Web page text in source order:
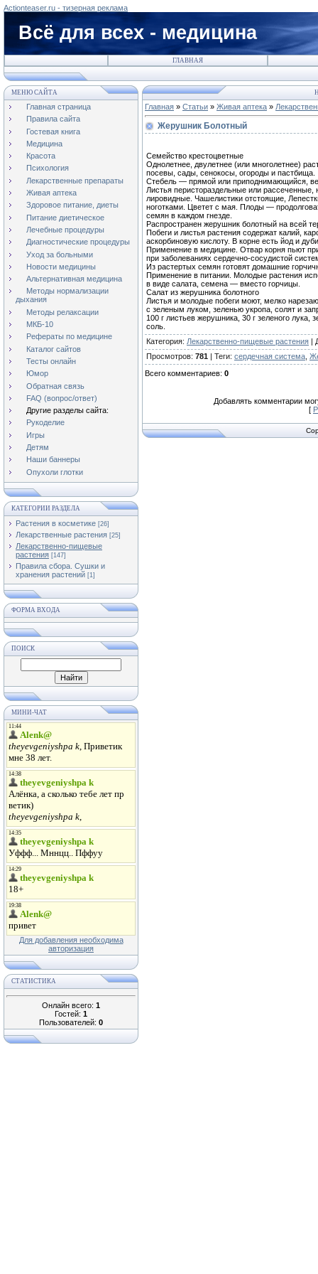
Actionteaser.ru - тизерная реклама
Всё для всех - медицина
ГЛАВНАЯ
МЕНЮ САЙТА
Главная страница
Правила сайта
Гостевая книга
Медицина
Красота
Психология
Лекарственные препараты
Живая аптека
Здоровое питание, диеты
Питание диетическое
Лечебные процедуры
Диагностические процедуры
Уход за больными
Новости медицины
Альтернативная медицина
Методы нормализации
дыхания
Методы релаксации
МКБ-10
Рефераты по медицине
Каталог сайтов
Тесты онлайн
Юмор
Обратная связь
FAQ (вопрос/ответ)
Другие разделы сайта:
Рукоделие
Игры
Детям
Наши баннеры
Опухоли глотки
КАТЕГОРИИ РАЗДЕЛА
Растения в косметике [26]
Лекарственные растения [25]
Лекарственно-пищевые
растения [147]
Правила сбора. Сушки и
хранения растений [1]
ФОРМА ВХОДА
ПОИСК
МИНИ-ЧАТ
Для добавления необходима
авторизация
СТАТИСТИКА
Онлайн всего: 1
Гостей: 1
Пользователей: 0
Главная » Статьи » Живая аптека »
Жерушник Болотный
Семейство крестоцветные
Однолетнее, двулетнее (или многолетнее)
посевы, сады, сенокосы, огороды и
Стебель — прямой или приподнимающийся,
Листья перистораздельные или
лировидные. Чашелистики отстоящие,
ноготками. Цветет с мая. Плоды —
семян в каждом гнезде.
Распространен жерушник болотный на всей
Побеги и листья растения содержат калий,
аскорбиновую кислоту. В корне есть йод и
Применение в медицине. Отвар корня пьют
при заболеваниях сердечно-сосудистой
Из растертых семян готовят домашние
Применение в питании. Молодые растения
в виде салата, семена — вместо горчицы.
Салат из жерушника болотного
Листья и молодые побеги моют, мелко
с зеленым луком, зеленью укропа, солят и
100 г листьев жерушника, 30 г зеленого лука,
соль.
Категория: Лекарственно-пищевые растения |
Просмотров: 781 | Теги: сердечная система
Всего комментариев: 0
Добавлять комментарии
[